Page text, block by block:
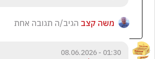
משה קצב הגיב/ה תגובה אחת
01:30 - 08.06.2026